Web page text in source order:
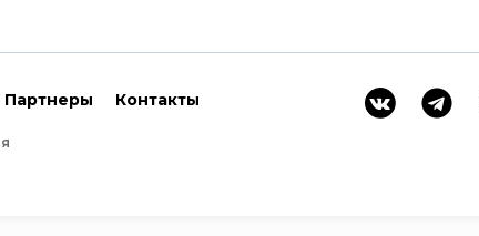
Партнеры Контакты